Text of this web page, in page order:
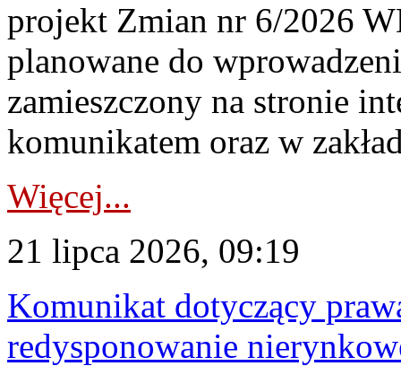
projekt Zmian nr 6/2026
planowane do
zamieszczony na stronie
komunikatem oraz w
Więcej...
21 lipca 2026, 09:19
Komunikat dotyczący
redysponowanie